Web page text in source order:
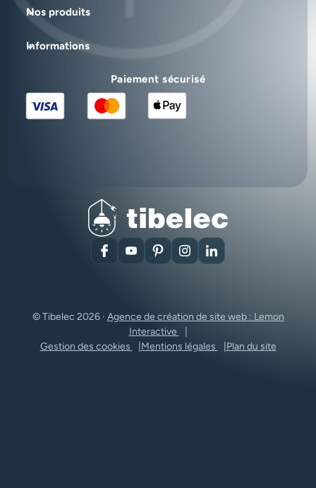
Nos produits
Informations
Paiement sécurisé
FacebookYouTubePinterestInstagramLinkedIn
© Tibelec 2026 · Agence de création de site web : Lemon
Interactive
Gestion des cookies
Mentions légales Plan du site